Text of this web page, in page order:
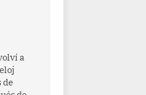
y
en
de
a
de